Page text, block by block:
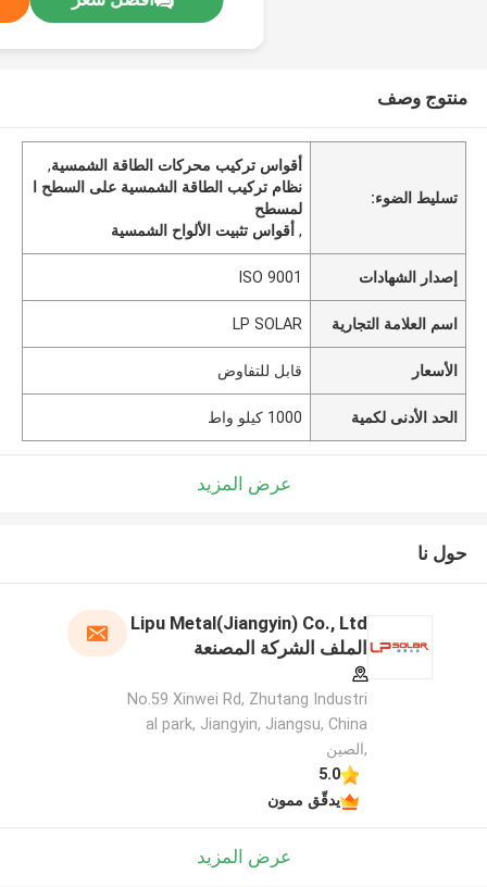
منتوج وصف
تسليط الضوء:
أقواس تركيب محركات الطاقة الشمسية,
نظام تركيب الطاقة الشمسية على السطح ا
لمسطح
,أقواس تثبيت الألواح الشمسية
إصدار الشهادات ISO 9001
اسم العلامة التجارية LP SOLAR
الأسعار قابل للتفاوض
الحد الأدنى لكمية 1000 كيلو واط
عرض المزيد
حول نا
Lipu Metal(Jiangyin) Co., Ltd
الملف الشركة المصنعة
No.59 Xinwei Rd, Zhutang Industri
al park, Jiangyin, Jiangsu, China
,الصين
5.0
يدقّق ممون
عرض المزيد